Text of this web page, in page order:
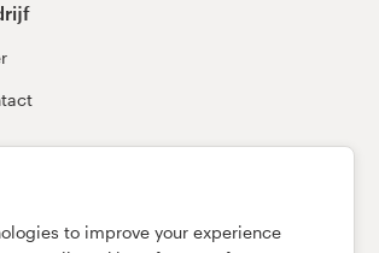
to improve your experience